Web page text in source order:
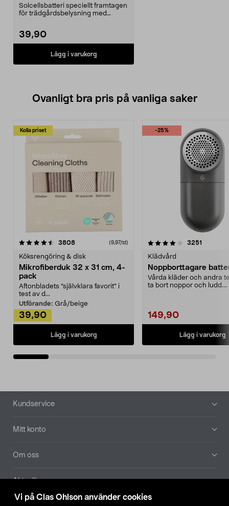
Vi på Clas Ohlson använder cookies
pack
Solcellsbatteri speciellt framtagen
för trädgårdsbelysning med
39,90
Lägg i varukorg
Ovanligt bra pris på vanliga saker
Kolla priset
3808recensioner (9,97/st)
Köksrengöring & disk
Mikrofiberduk 32 x 31 cm, 4-
pack
Aftonbladets "självklara favorit” i
test av d...
Utförande: Grå/beige
39,90
Lägg i varukorg
-25%
4.0av 5 stjärnor 3251
Klädvård
Noppborttagare
Vårda kläder och andra
ta bort noppor och ludd.
149,90
Lägg i varukorg
4.5av 5 stjärnor
Sidfot
Kundservice
Mitt konto
Om oss
Aktuellt